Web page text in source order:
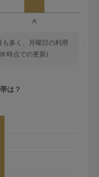
ャンセル＝依頼
る場合、毎週定
月1回までキャ
。それ以上はキ
火
多く、月曜日の利用
時点での更新)
は？